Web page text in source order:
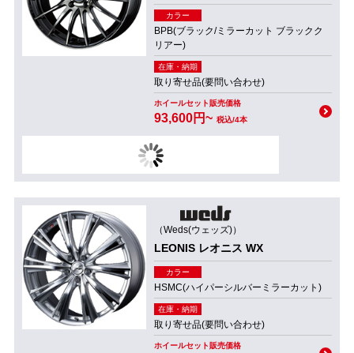
カラー
BPB(ブラック/ミラーカット ブラックク
リアー)
在庫・納期
取り寄せ品(要問い合わせ)
ホイールセット販売価格
93,600円~ 税込/4本
（Weds(ウェッズ)）
LEONIS レオニス WX
カラー
HSMC(ハイパーシルバーミラーカット)
在庫・納期
取り寄せ品(要問い合わせ)
ホイールセット販売価格